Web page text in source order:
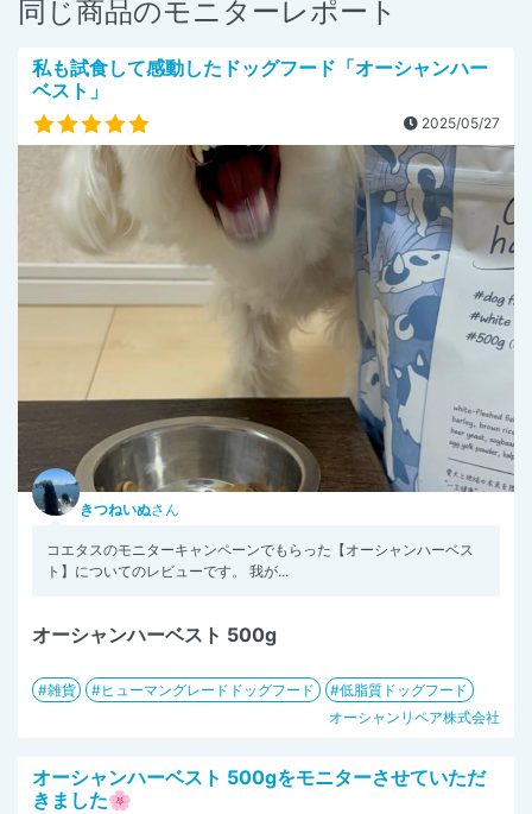
同じ商品のモニターレポート
私も試食して感動したドッグフード「オーシャンハー
ベスト」
2025/05/27
きつねいぬさん
コエタスのモニターキャンペーンでもらった【オーシャンハーベス
ト】についてのレビューです。 我が...
オーシャンハーベスト 500g
雑貨 ヒューマングレードドッグフード
低脂質ドッグフード
オーシャンリペア株式会社
オーシャンハーベスト 500gをモニターさせていただ
きました🌸